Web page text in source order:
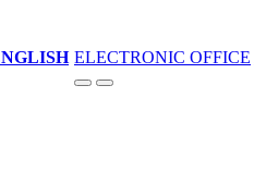
ELECTRONIC OFFICE